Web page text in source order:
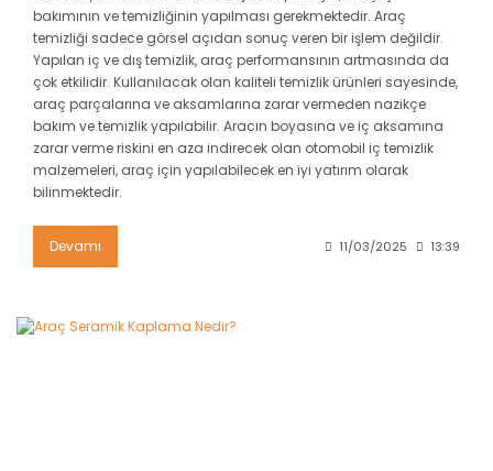
bakımının ve temizliğinin yapılması gerekmektedir. Araç
temizliği sadece görsel açıdan sonuç veren bir işlem değildir.
Yapılan iç ve dış temizlik, araç performansının artmasında da
çok etkilidir. Kullanılacak olan kaliteli temizlik ürünleri sayesinde,
araç parçalarına ve aksamlarına zarar vermeden nazikçe
bakım ve temizlik yapılabilir. Aracın boyasına ve iç aksamına
zarar verme riskini en aza indirecek olan otomobil iç temizlik
malzemeleri, araç için yapılabilecek en iyi yatırım olarak
bilinmektedir.
Devamı 11/03/2025 13:39